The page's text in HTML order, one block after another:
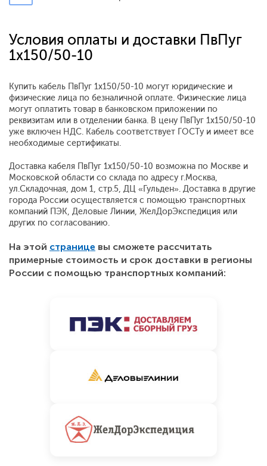
Условия оплаты и доставки ПвПуг
1x150/50-10
Купить кабель ПвПуг 1x150/50-10 могут юридические и
физические лица по безналичной оплате. Физические лица
могут оплатить товар в банковском приложении по
реквизитам или в отделении банка. В цену ПвПуг 1x150/50-10
уже включен НДС. Кабель соответствует ГОСТу и имеет все
необходимые сертификаты.
Доставка кабеля ПвПуг 1x150/50-10 возможна по Москве и
Московской области со склада по адресу г.Москва,
ул.Складочная, дом 1, стр.5, ДЦ «Гульден». Доставка в другие
города России осуществляется с помощью транспортных
компаний ПЭК, Деловые Линии, ЖелДорЭкспедиция или
других по согласованию.
На этой странице вы сможете рассчитать
примерные стоимость и срок доставки в регионы
России с помощью транспортных компаний: